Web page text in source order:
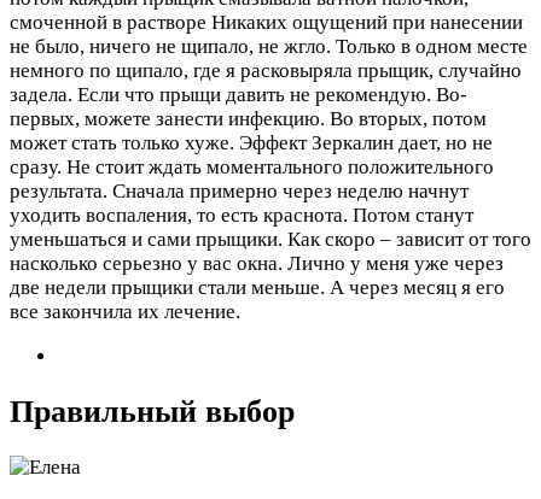
смоченной в растворе Никаких ощущений при нанесении
не было, ничего не щипало, не жгло. Только в одном месте
немного по щипало, где я расковыряла прыщик, случайно
задела. Если что прыщи давить не рекомендую. Во-
первых, можете занести инфекцию. Во вторых, потом
может стать только хуже. Эффект Зеркалин дает, но не
сразу. Не стоит ждать моментального положительного
результата. Сначала примерно через неделю начнут
уходить воспаления, то есть краснота. Потом станут
уменьшаться и сами прыщики. Как скоро – зависит от того
насколько серьезно у вас окна. Лично у меня уже через
две недели прыщики стали меньше. А через месяц я его
все закончила их лечение.
Правильный выбор